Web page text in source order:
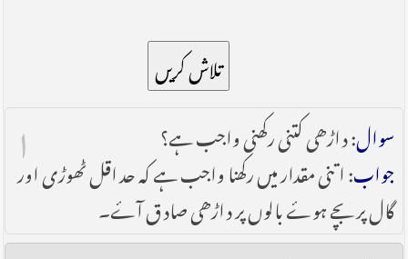
تلاش کریں
۱ سوال: داڑھی کتنی رکھنی واجب ہے؟
جواب: اتنی مقدار میں رکھنا واجب ہے کہ حد اقل ٹھوڑی اور
گال پر بچے ہو‎ۓ بالوں پر داڑھی صادق آۓ۔